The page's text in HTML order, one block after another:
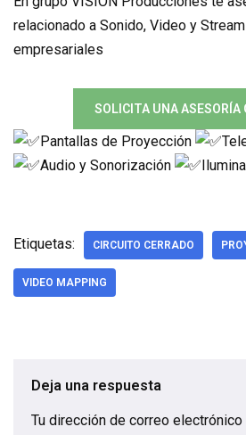
relacionado a Sonido, Video y
empresariales
SOLICITA UNA ASESORÍA
Pantallas de Proyección
Audio y Sonorización
Etiquetas: CIRCUITO CERRADO
VIDEO MAPPING
Deja una respuesta
Tu dirección de correo electrónico